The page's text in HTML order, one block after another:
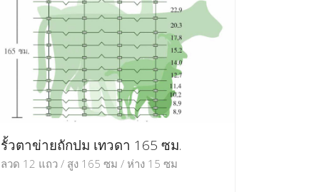
รั้วตาข่ายถักปม เทวดา 165 ซม.
ลวด 12 แถว / สูง 165 ซม / ห่าง 15 ซม